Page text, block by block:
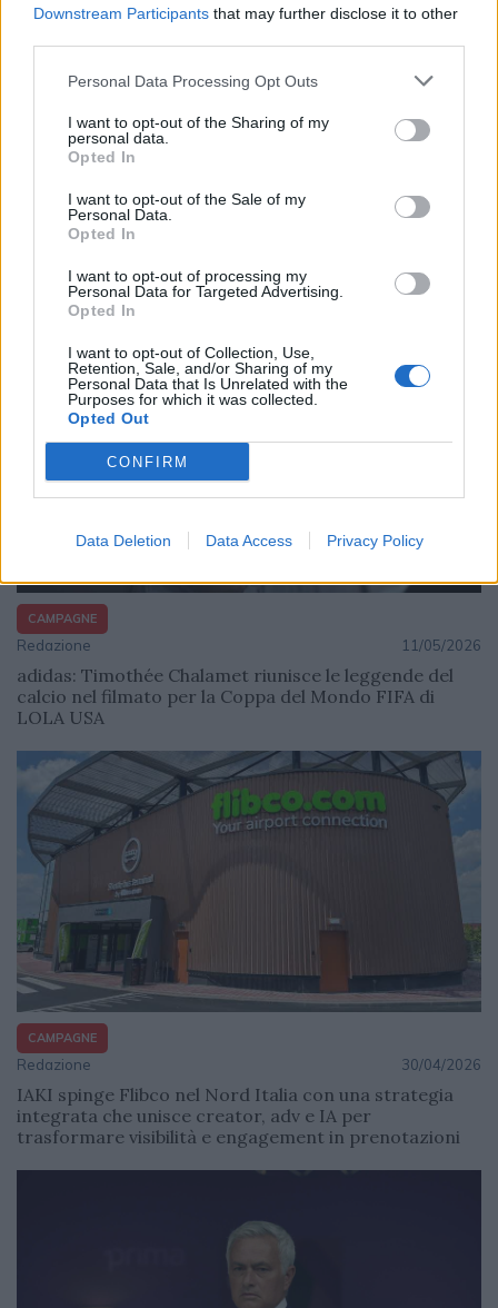
Downstream Participants that may further disclose it to other
Personal Data Processing Opt Outs
I want to opt-out of the Sharing of my
personal data.
Opted In
I want to opt-out of the Sale of my
Personal Data.
Opted In
I want to opt-out of processing my
Personal Data for Targeted Advertising.
Opted In
I want to opt-out of Collection, Use,
Retention, Sale, and/or Sharing of my
Personal Data that Is Unrelated with the
Purposes for which it was collected.
Opted Out
CONFIRM
Data Deletion Data Access Privacy Policy
CAMPAGNE
Redazione
con Triplesense e il planning di OMD con The Gate
Communication
CAMPAGNE
Redazione 11/05/2026
adidas: Timothée Chalamet riunisce le leggende del
calcio nel filmato per la Coppa del Mondo FIFA di
LOLA USA
CAMPAGNE
Redazione 30/04/2026
IAKI spinge Flibco nel Nord Italia con una strategia
integrata che unisce creator, adv e IA per
trasformare visibilità e engagement in prenotazioni